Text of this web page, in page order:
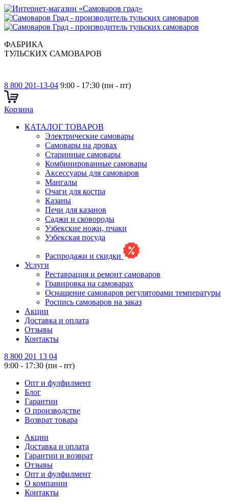
ФАБРИКА
ТУЛЬСКИХ САМОВАРОВ
8 800 201-13-04 9:00 - 17:30 (пн - пт)
Корзина
КАТАЛОГ ТОВАРОВ
Электрические самовары
Cамовары на дровах
Старинные самовары
Комбинированные самовары
Аксессуары для самоваров
Мангалы
Очаги для костра
Казаны
Печи для казанов
Саджи и сковороды
Узбекские ножи, пчаки
Узбекская посуда
Распродажи и скидки
Услуги
Реставрация и ремонт самоваров
Гравировка на самоварах
Оснащение самоваров регуляторами температуры
Роспись самоваров на заказ
Акции
Доставка и оплата
Отзывы
Контакты
8 800 201 13 04
9:00 - 17:30 (пн - пт)
Опт и фулфилмент
Блог
Гарантии
О производстве
Возврат товара
Акции
Доставка и оплата
Гарантии и возврат
Отзывы
Опт и фулфилмент
О компании
Контакты